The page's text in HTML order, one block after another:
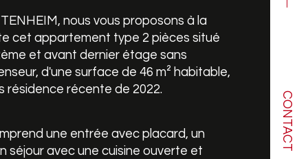
CONTACT
nous vous proposons à la
cet appartement type 2 pièces situé
et avant dernier étage sans
d'une surface de 46 m² habitable,
résidence récente de 2022.
une entrée avec placard, un
séjour avec une cuisine ouverte et